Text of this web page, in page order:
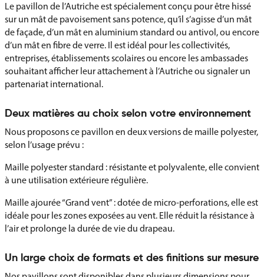
Le pavillon de l’Autriche est spécialement conçu pour être hissé
sur un mât de pavoisement sans potence, qu’il s’agisse d’un mât
de façade, d’un mât en aluminium standard ou antivol, ou encore
d’un mât en fibre de verre. Il est idéal pour les collectivités,
entreprises, établissements scolaires ou encore les ambassades
souhaitant afficher leur attachement à l’Autriche ou signaler un
partenariat international.
Deux matières au choix selon votre environnement
Nous proposons ce pavillon en deux versions de maille polyester,
selon l’usage prévu :
Maille polyester standard : résistante et polyvalente, elle convient
à une utilisation extérieure régulière.
Maille ajourée “Grand vent” : dotée de micro-perforations, elle est
idéale pour les zones exposées au vent. Elle réduit la résistance à
l’air et prolonge la durée de vie du drapeau.
Un large choix de formats et des finitions sur mesure